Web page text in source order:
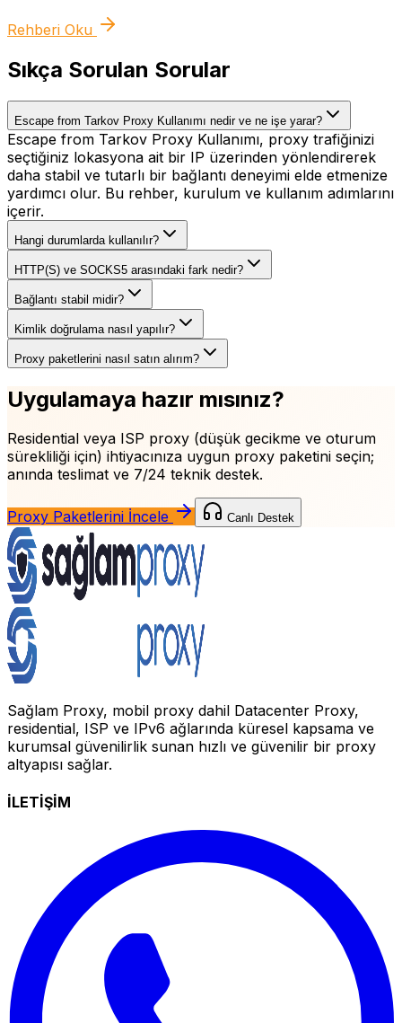
Rehberi Oku
Sıkça Sorulan Sorular
Escape from Tarkov Proxy Kullanımı nedir ve ne işe yarar?
Escape from Tarkov Proxy Kullanımı, proxy trafiğinizi
seçtiğiniz lokasyona ait bir IP üzerinden yönlendirerek
daha stabil ve tutarlı bir bağlantı deneyimi elde etmenize
yardımcı olur. Bu rehber, kurulum ve kullanım adımlarını
içerir.
Hangi durumlarda kullanılır?
HTTP(S) ve SOCKS5 arasındaki fark nedir?
Bağlantı stabil midir?
Kimlik doğrulama nasıl yapılır?
Proxy paketlerini nasıl satın alırım?
Uygulamaya hazır mısınız?
Residential veya ISP proxy (düşük gecikme ve oturum
sürekliliği için) ihtiyacınıza uygun proxy paketini seçin;
anında teslimat ve 7/24 teknik destek.
Proxy Paketlerini İncele Canlı Destek
Sağlam Proxy, mobil proxy dahil Datacenter Proxy,
residential, ISP ve IPv6 ağlarında küresel kapsama ve
kurumsal güvenilirlik sunan hızlı ve güvenilir bir proxy
altyapısı sağlar.
İLETİŞİM